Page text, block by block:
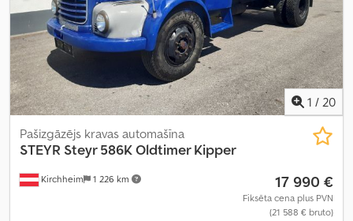
1 / 20
Kirchheim 1 226 km
Pašizgāzējs kravas automašīna
STEYR Steyr 586K Oldtimer Kipper
17 990 €
Fiksēta cena plus PVN
(21 588 € bruto)